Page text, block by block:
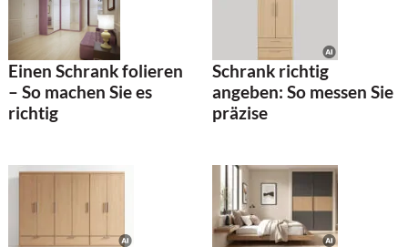
Einen Schrank folieren
– So machen Sie es
richtig
Schrank richtig
angeben: So messen Sie
präzise